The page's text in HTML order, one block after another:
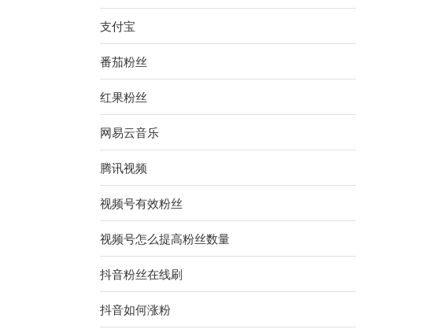
支付宝
番茄粉丝
红果粉丝
网易云音乐
腾讯视频
视频号有效粉丝
视频号怎么提高粉丝数量
抖音粉丝在线刷
抖音如何涨粉